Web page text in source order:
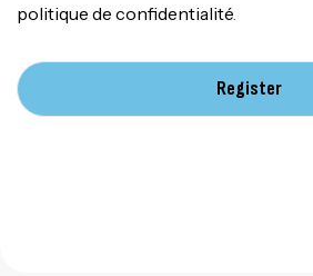
politique de confidentialité.
Register